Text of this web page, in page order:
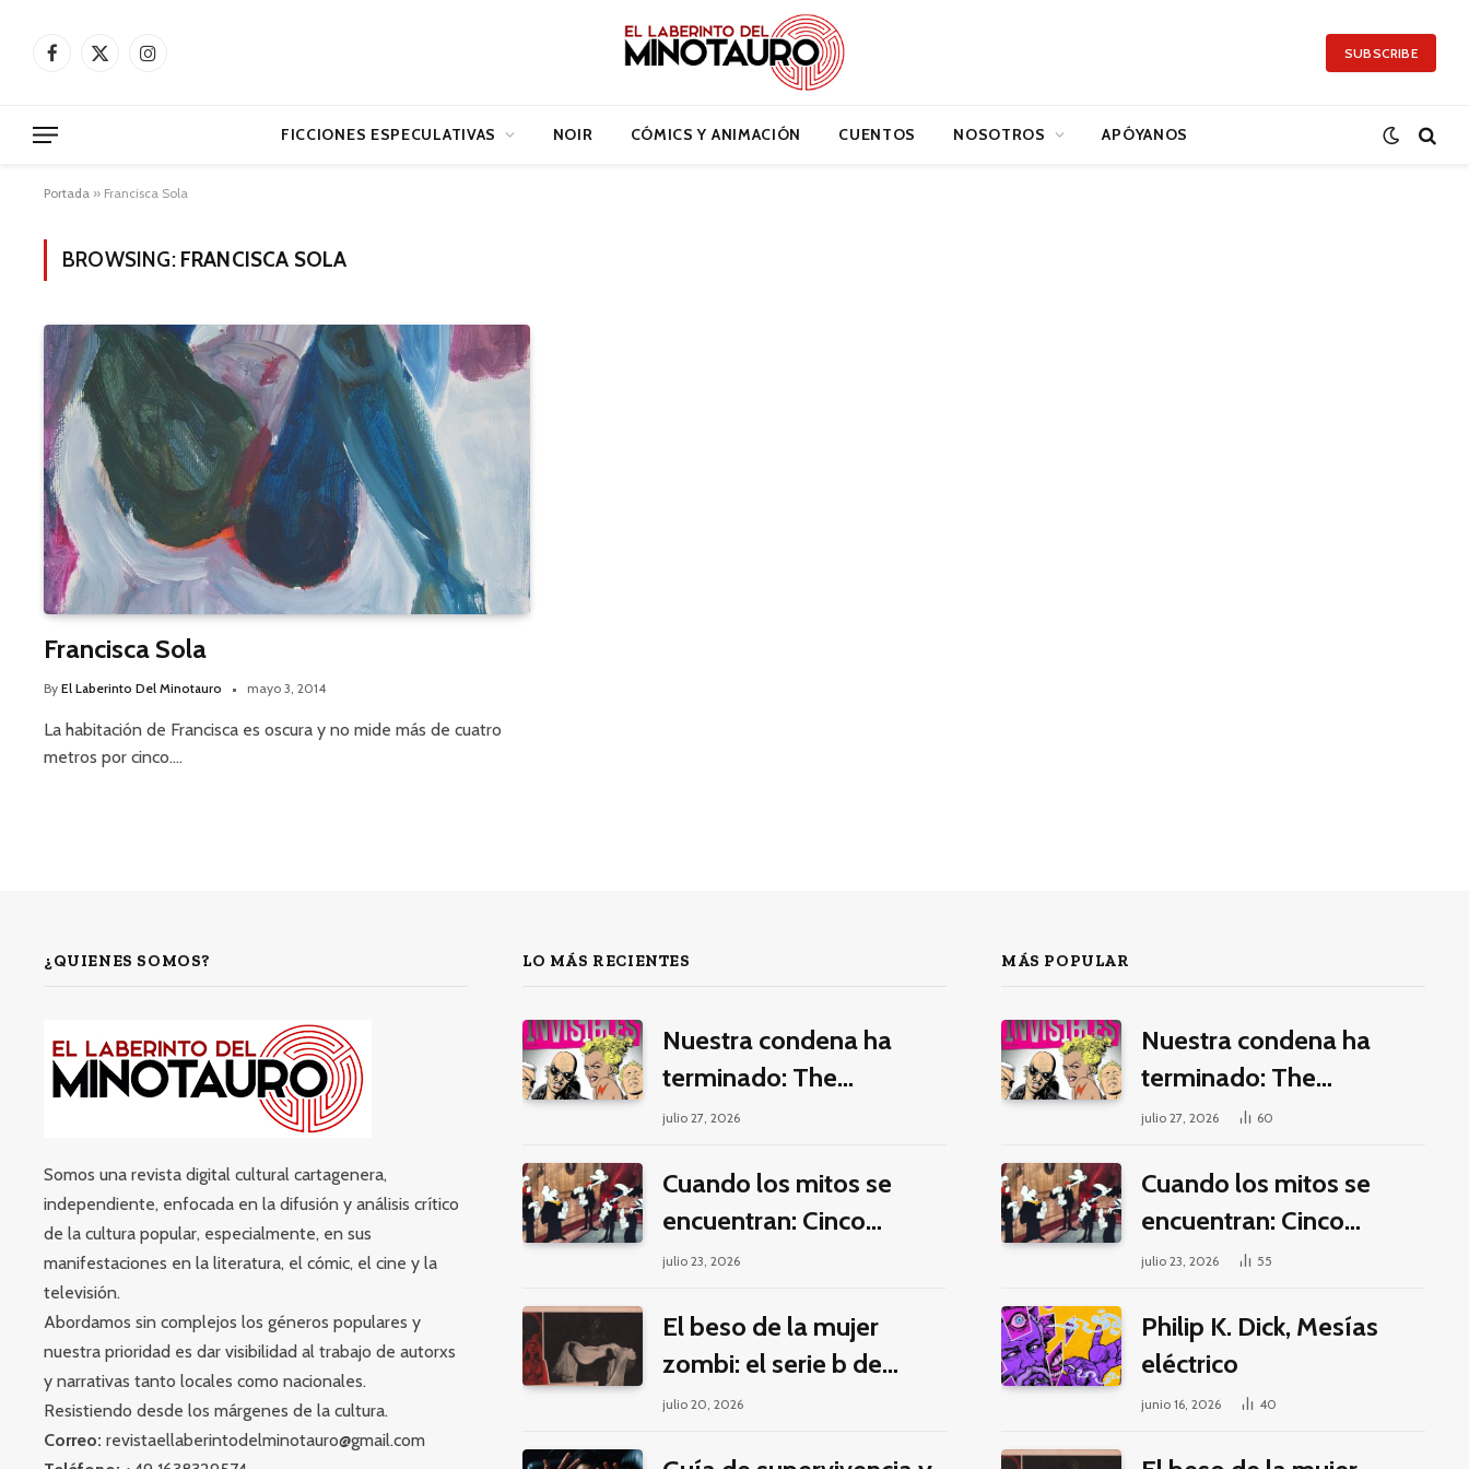
Facebook
X
Instagram SUBSCRIBE
FICCIONES ESPECULATIVAS NOIR CÓMICS Y ANIMACIÓN CUENTOS NOSOTROS APÓYANOS
Portada » Francisca Sola
BROWSING: FRANCISCA SOLA
Francisca Sola
By El Laberinto Del Minotauro mayo 3, 2014
La habitación de Francisca es oscura y no mide más de cuatro
metros por cinco.…
¿QUIENES SOMOS?
Somos una revista digital cultural cartagenera,
independiente, enfocada en la difusión y análisis crítico
de la cultura popular, especialmente, en sus
manifestaciones en la literatura, el cómic, el cine y la
televisión.
Abordamos sin complejos los géneros populares y
nuestra prioridad es dar visibilidad al trabajo de autorxs
y narrativas tanto locales como nacionales.
Resistiendo desde los márgenes de la cultura.
Correo: revistaellaberintodelminotauro@gmail.com
LO MÁS RECIENTES
Nuestra condena ha
terminado: The
Invisibles y la guerra por
julio 27, 2026
Cuando los mitos se
encuentran: Cinco
pilares éticos para una
julio 23, 2026
El beso de la mujer
zombi: el serie b de
Manuel Puig y Jacques
julio 20, 2026
MÁS POPULAR
Nuestra condena ha
terminado: The
Invisibles y la guerra por
julio 27, 2026 60
Cuando los mitos se
encuentran: Cinco
pilares éticos para una
julio 23, 2026 55
Philip K. Dick, Mesías
eléctrico
junio 16, 2026 40